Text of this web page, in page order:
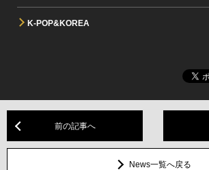
K-POP&KOREA
前の記事へ
News一覧へ戻る